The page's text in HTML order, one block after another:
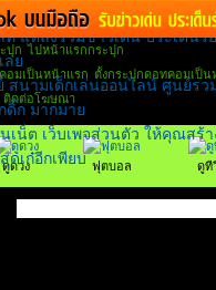
หนังใหม่
ผู้หญิง
ทำนายฝัน
ผลบอล
ไปหน้าแรกกระปุก
ตั้งกระปุกดอทคอมเป็น
ติดต่อโฆษณา
ดูดวง ฟุตบอล ดูที